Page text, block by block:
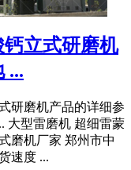
立式研磨机
...
研磨机产品的详细参
大型雷磨机 超细雷蒙
磨机厂家 郑州市中
速度 ...